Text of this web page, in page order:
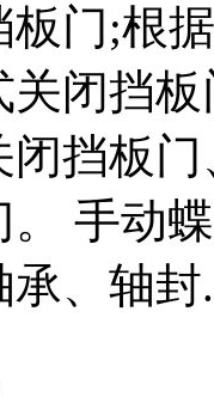
门;根
闭挡
挡板
。 手动
承、轴封